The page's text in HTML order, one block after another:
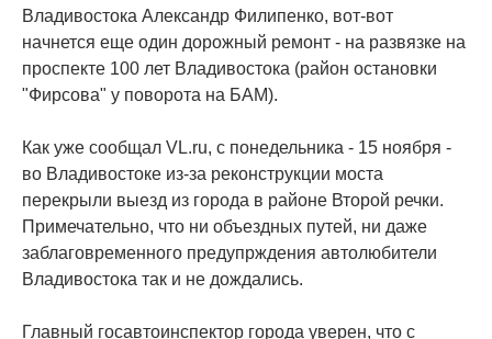
Владивостока Александр Филипенко, вот-вот
начнется еще один дорожный ремонт - на развязке на
проспекте 100 лет Владивостока (район остановки
"Фирсова" у поворота на БАМ).
Как уже сообщал VL.ru, с понедельника - 15 ноября -
во Владивостоке из-за реконструкции моста
перекрыли выезд из города в районе Второй речки.
Примечательно, что ни объездных путей, ни даже
заблаговременного предупрждения автолюбители
Владивостока так и не дождались.
Главный госавтоинспектор города уверен, что с